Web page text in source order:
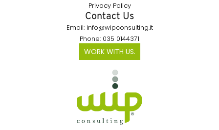
Privacy Policy
Contact Us
Email: info@wipconsulting.it
Phone: 035 0144371
WORK WITH US.